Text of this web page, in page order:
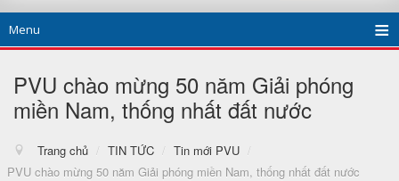
Menu
PVU chào mừng 50 năm Giải phóng
miền Nam, thống nhất đất nước
Trang chủ / TIN TỨC / Tin mới PVU
/
PVU chào mừng 50 năm Giải phóng miền Nam, thống nhất đất nước